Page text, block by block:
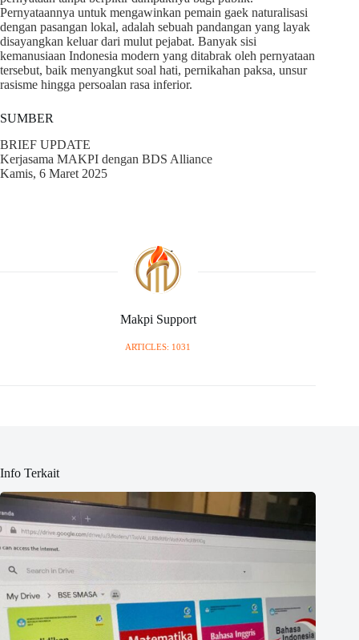
Pernyataannya untuk mengawinkan pemain gaek naturalisasi
dengan pasangan lokal, adalah sebuah pandangan yang layak
disayangkan keluar dari mulut pejabat. Banyak sisi
kemanusiaan Indonesia modern yang ditabrak oleh pernyataan
tersebut, baik menyangkut soal hati, pernikahan paksa, unsur
rasisme hingga persoalan rasa inferior.
SUMBER
BRIEF UPDATE
Kerjasama MAKPI dengan BDS Alliance
Kamis, 6 Maret 2025
Makpi Support
ARTICLES: 1031
Info Terkait